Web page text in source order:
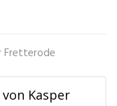
Fretterode
Kasper